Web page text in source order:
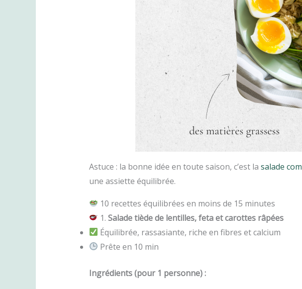
Astuce : la bonne idée en toute saison, c’est la salade
une assiette équilibrée.
10 recettes équilibrées en moins de 15 minutes
1. Salade tiède de lentilles, feta et carottes râpées
Équilibrée, rassasiante, riche en fibres et calcium
Prête en 10 min
Ingrédients (pour 1 personne) :